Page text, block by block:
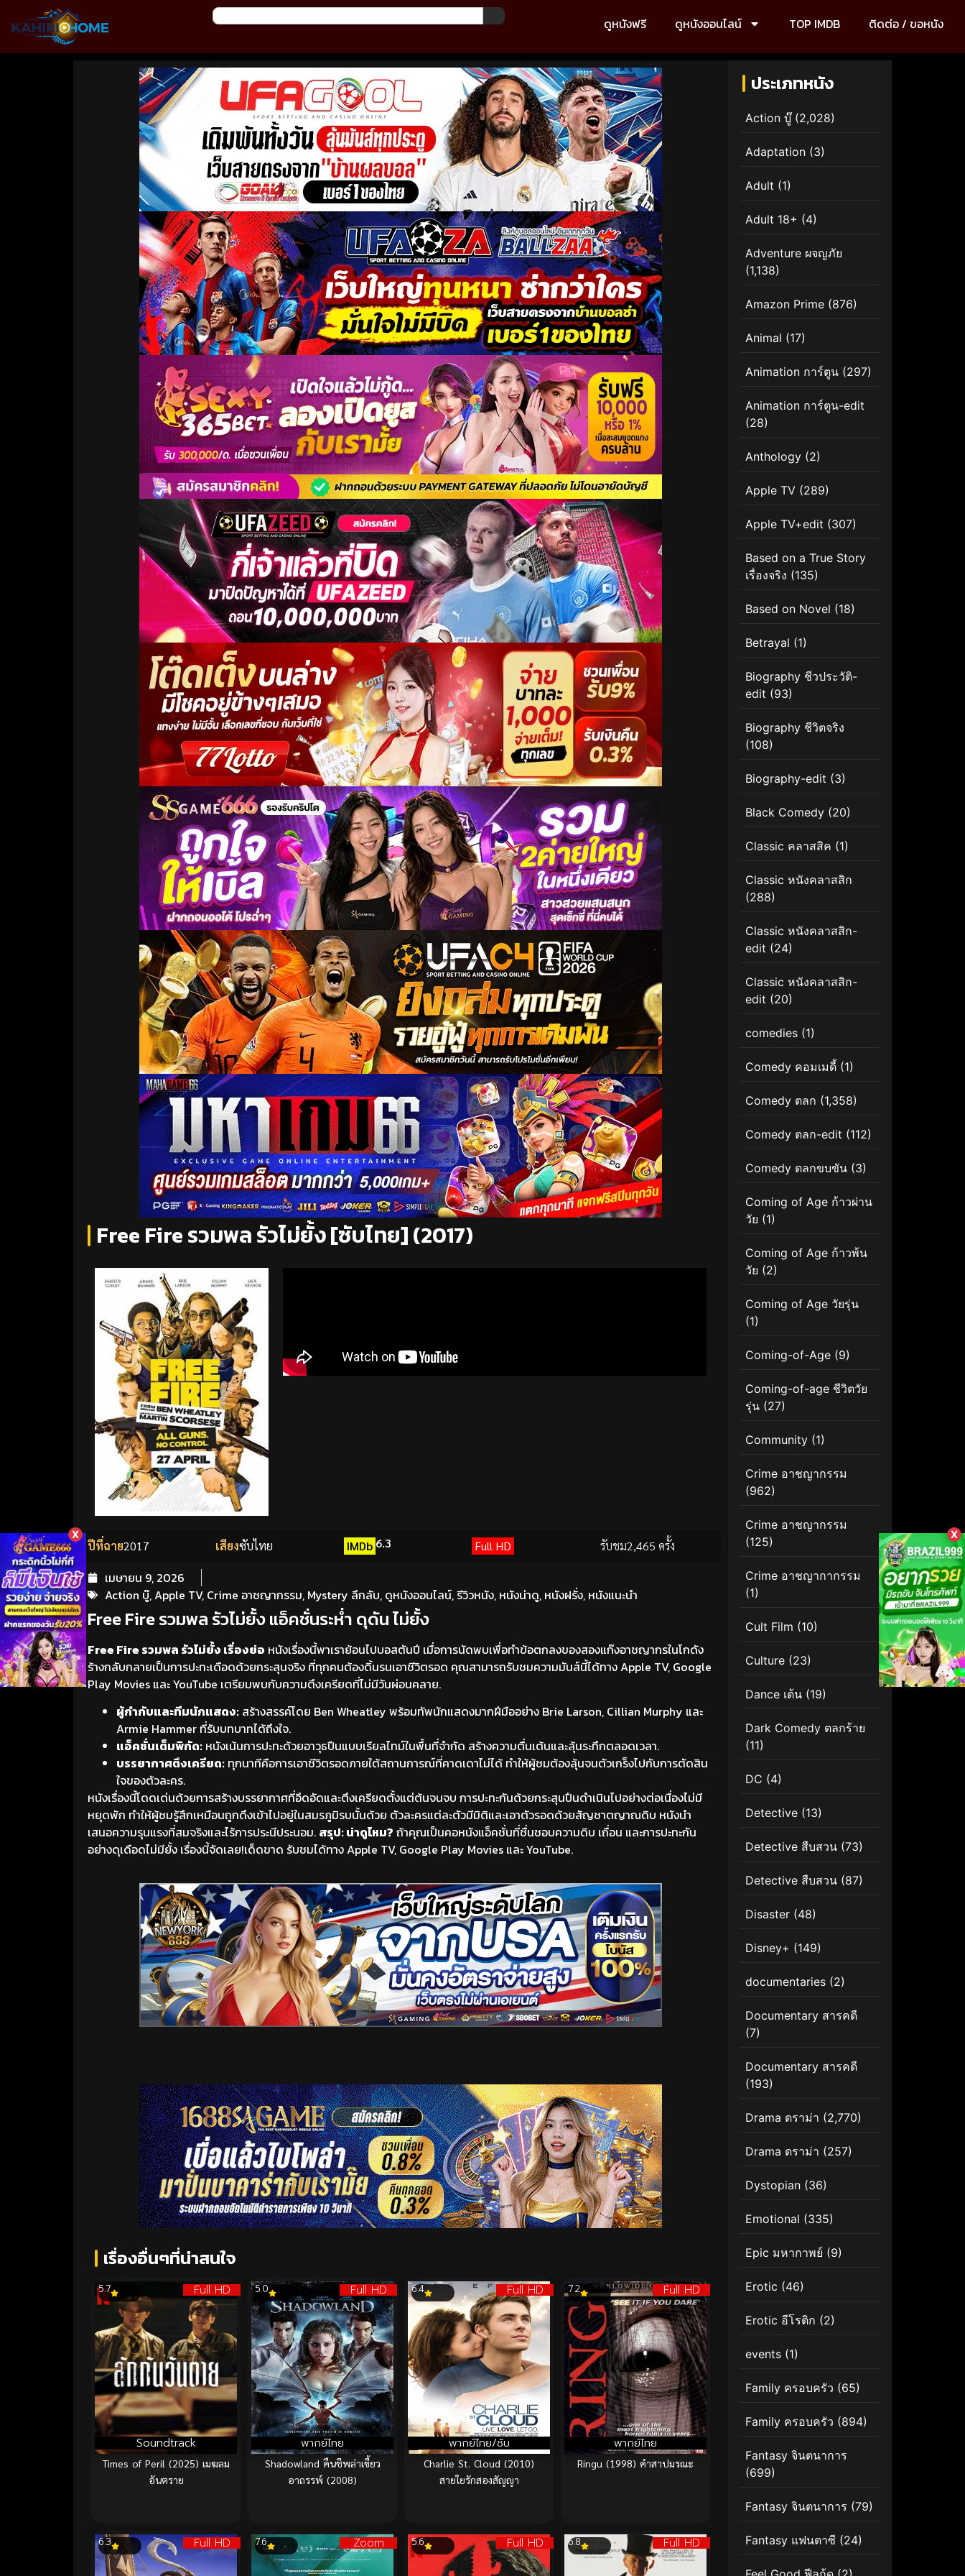
ดูหนังฟรี ดูหนังออนไลน์ TOP IMDB ติดต่อ / ขอหนัง
Free Fire รวมพล รัวไม่ยั้ง [ซับไทย] (2017)
ปีที่ฉาย2017 เสียงซับไทย IMDb 6.3 Full HD รับชม2,465 ครั้ง
เมษายน 9, 2026
Action บู๊,Apple TV, Crime อาชญากรรม, Mystery ลึกลับ, ดูหนังออนไลน์,รีวิวหนัง, หนังน่าดู, หนังฝรั่ง, หนังแนะนำ
Free Fire รวมพล รัวไม่ยั้ง แอ็คชั่นระห่ำ ดุดัน ไม่ยั้ง
Free Fire รวมพล รัวไม่ยั้ง เรื่องย่อ หนังเรื่องนี้พาเราย้อนไปบอสตันปี เมื่อการนัดพบเพื่อทำข้อตกลงของสองแก๊งอาชญากรในโกดัง
ร้างกลับกลายเป็นการปะทะเดือดด้วยกระสุนจริง ที่ทุกคนต้องดิ้นรนเอาชีวิตรอด คุณสามารถรับชมความมันส์นี้ได้ทาง Apple TV, Google
Play Movies และ YouTube เตรียมพบกับความตึงเครียดที่ไม่มีวันผ่อนคลาย.
ผู้กำกับและทีมนักแสดง: สร้างสรรค์โดย Ben Wheatley พร้อมทัพนักแสดงมากฝีมืออย่าง Brie Larson, Cillian Murphy และ
Armie Hammer ที่รับบทบาทได้ถึงใจ.
แอ็คชั่นเต็มพิกัด: หนังเน้นการปะทะด้วยอาวุธปืนแบบเรียลไทม์ในพื้นที่จำกัด สร้างความตื่นเต้นและลุ้นระทึกตลอดเวลา.
บรรยากาศตึงเครียด: ทุกนาทีคือการเอาชีวิตรอดภายใต้สถานการณ์ที่คาดเดาไม่ได้ ทำให้ผู้ชมต้องลุ้นจนตัวเกร็งไปกับการตัดสิน
ใจของตัวละคร.
หนังเรื่องนี้โดดเด่นด้วยการสร้างบรรยากาศที่อึดอัดและตึงเครียดตั้งแต่ต้นจนจบ การปะทะกันด้วยกระสุนปืนดำเนินไปอย่างต่อเนื่องไม่มี
หยุดพัก ทำให้ผู้ชมรู้สึกเหมือนถูกดึงเข้าไปอยู่ในสมรภูมิรบนั้นด้วย ตัวละครแต่ละตัวมีมิติและเอาตัวรอดด้วยสัญชาตญาณดิบ หนังนำ
เสนอความรุนแรงที่สมจริงและไร้การประนีประนอม. สรุป: น่าดูไหม? ถ้าคุณเป็นคอหนังแอ็คชั่นที่ชื่นชอบความดิบ เถื่อน และการปะทะกัน
อย่างดุเดือดไม่มียั้ง เรื่องนี้จัดเลย!เด็ดขาด รับชมได้ทาง Apple TV, Google Play Movies และ YouTube.
เรื่องอื่นๆที่น่าสนใจ
Full HD
Soundtrack
5.7
Times of Peril (2025) เมฆลม
อันตราย
Full HD
พากย์ไทย
5.0
Shadowland คืนชีพล่าเขี้ยว
อาถรรพ์ (2008)
Full HD
พากย์ไทย/ซับ
6.4
Charlie St. Cloud (2010)
สายใยรักสองสัญญา
Full HD
พากย์ไทย
7.2
Ringu (1998) คำสาปมรณะ
Full HD
6.3 Zoom
7.6 Full HD
5.6 Full HD
6.8
ประเภทหนัง
Action บู๊(2,028)
Adaptation (3)
Adult (1)
Adult 18+ (4)
Adventure ผจญภัย
(1,138)
Amazon Prime (876)
Animal (17)
Animation การ์ตูน (297)
Animation การ์ตูน-edit
(28)
Anthology (2)
Apple TV (289)
Apple TV+edit (307)
Based on a True Story
เรื่องจริง (135)
Based on Novel (18)
Betrayal (1)
Biography ชีวประวัติ-
edit (93)
Biography ชีวิตจริง
(108)
Biography-edit (3)
Black Comedy (20)
Classic คลาสสิค (1)
Classic หนังคลาสสิก
(288)
Classic หนังคลาสสิก-
edit (24)
Classic หนังคลาสสิก-
edit (20)
comedies (1)
Comedy คอมเมดี้ (1)
Comedy ตลก (1,358)
Comedy ตลก-edit (112)
Comedy ตลกขบขัน (3)
Coming of Age ก้าวผ่าน
วัย (1)
Coming of Age ก้าวพ้น
วัย (2)
Coming of Age วัยรุ่น
(1)
Coming-of-Age (9)
Coming-of-age ชีวิตวัย
รุ่น (27)
Community (1)
Crime อาชญากรรม
(962)
Crime อาชญากรรม
(125)
Crime อาชญากากรรม
(1)
Cult Film (10)
Culture (23)
Dance เต้น (19)
Dark Comedy ตลกร้าย
(11)
DC (4)
Detective (13)
Detective สืบสวน (73)
Detective สืบสวน (87)
Disaster (48)
Disney+ (149)
documentaries (2)
Documentary สารคดี
(7)
Documentary สารคดี
(193)
Drama ดราม่า (2,770)
Drama ดราม่า (257)
Dystopian (36)
Emotional (335)
Epic มหากาพย์ (9)
Erotic (46)
Erotic อีโรติก (2)
events (1)
Family ครอบครัว (65)
Family ครอบครัว (894)
Fantasy จินตนาการ
(699)
Fantasy จินตนาการ (79)
Fantasy แฟนตาซี (24)
X X